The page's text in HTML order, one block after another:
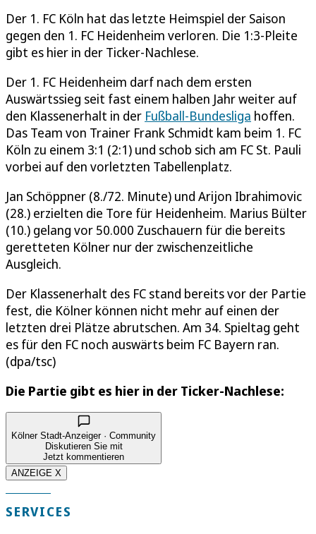
Der 1. FC Köln hat das letzte Heimspiel der Saison
gegen den 1. FC Heidenheim verloren. Die 1:3-Pleite
gibt es hier in der Ticker-Nachlese.
Der 1. FC Heidenheim darf nach dem ersten
Auswärtssieg seit fast einem halben Jahr weiter auf
den Klassenerhalt in der Fußball-Bundesliga hoffen.
Das Team von Trainer Frank Schmidt kam beim 1. FC
Köln zu einem 3:1 (2:1) und schob sich am FC St. Pauli
vorbei auf den vorletzten Tabellenplatz.
Jan Schöppner (8./72. Minute) und Arijon Ibrahimovic
(28.) erzielten die Tore für Heidenheim. Marius Bülter
(10.) gelang vor 50.000 Zuschauern für die bereits
geretteten Kölner nur der zwischenzeitliche
Ausgleich.
Der Klassenerhalt des FC stand bereits vor der Partie
fest, die Kölner können nicht mehr auf einen der
letzten drei Plätze abrutschen. Am 34. Spieltag geht
es für den FC noch auswärts beim FC Bayern ran.
(dpa/tsc)
Die Partie gibt es hier in der Ticker-Nachlese:
Kölner Stadt-Anzeiger · Community
Diskutieren Sie mit
Jetzt kommentieren
ANZEIGE X
SERVICES